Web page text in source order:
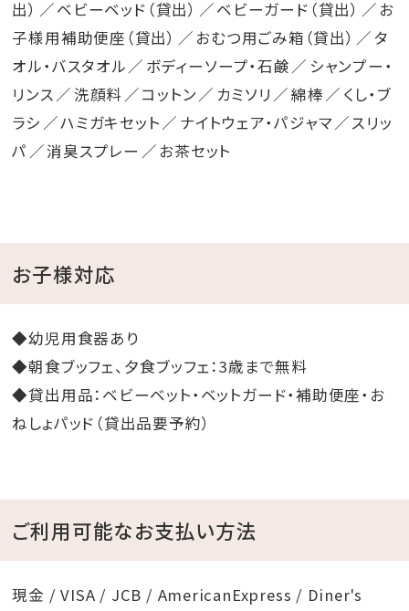
出）
ベビーベッド（貸出） ベビーガード（貸出）
お
子様用補助便座（貸出）
おむつ用ごみ箱（貸出）
タ
オル・バスタオル
ボディーソープ・石鹸
シャンプー・
リンス
洗顔料 コットン カミソリ 綿棒
くし・ブ
ラシ
ハミガキセット ナイトウェア・パジャマ
スリッ
パ
消臭スプレー お茶セット
お子様対応
◆幼児用食器あり
◆朝食ブッフェ、夕食ブッフェ：3歳まで無料
◆貸出用品：ベビーベット・ベットガード・補助便座・お
ねしょパッド（貸出品要予約）
ご利用可能なお支払い方法
現金 / VISA / JCB / AmericanExpress / Diner's